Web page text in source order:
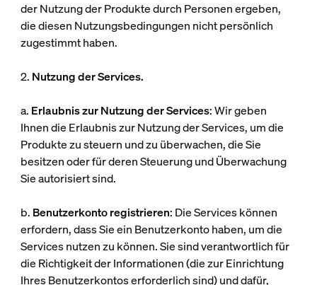
der Nutzung der Produkte durch Personen ergeben,
die diesen Nutzungsbedingungen nicht persönlich
zugestimmt haben.
2. Nutzung der Services.
a. Erlaubnis zur Nutzung der Services: Wir geben
Ihnen die Erlaubnis zur Nutzung der Services, um die
Produkte zu steuern und zu überwachen, die Sie
besitzen oder für deren Steuerung und Überwachung
Sie autorisiert sind.
b. Benutzerkonto registrieren: Die Services können
erfordern, dass Sie ein Benutzerkonto haben, um die
Services nutzen zu können. Sie sind verantwortlich für
die Richtigkeit der Informationen (die zur Einrichtung
Ihres Benutzerkontos erforderlich sind) und dafür,